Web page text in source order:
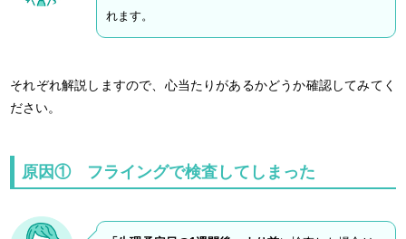
れます。
それぞれ解説しますので、心当たりがあるかどうか確認してみてく
ださい。
原因① フライングで検査してしまった